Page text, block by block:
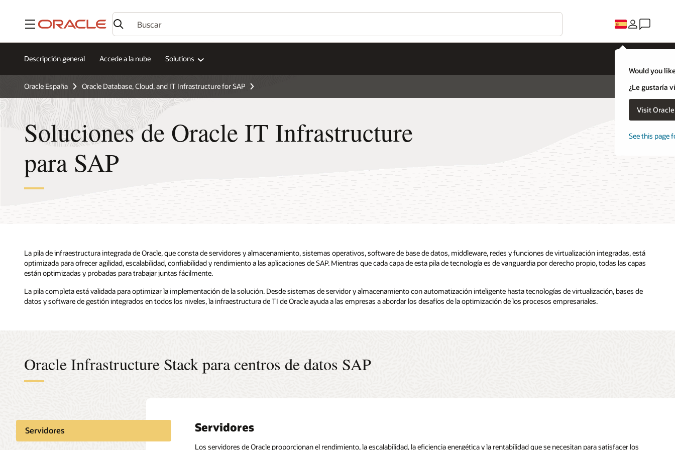
Menú
Would you
¿Le gustaría
Visit
See this page
Descripción general Accede a la nube Solutions
Oracle España Oracle Database, Cloud, and IT Infrastructure for SAP
Soluciones de Oracle IT Infrastructure
para SAP
La pila de infraestructura integrada de Oracle, que consta de servidores y almacenamiento, sistemas operativos, software de base de datos, middleware, redes y funciones de virtualización integradas, está
optimizada para ofrecer agilidad, escalabilidad, confiabilidad y rendimiento a las aplicaciones de SAP. Mientras que cada capa de esta pila de tecnología es de vanguardia por derecho propio, todas las capas
están optimizadas y probadas para trabajar juntas fácilmente.
La pila completa está validada para optimizar la implementación de la solución. Desde sistemas de servidor y almacenamiento con automatización inteligente hasta tecnologías de virtualización, bases de
datos y software de gestión integrados en todos los niveles, la infraestructura de TI de Oracle ayuda a las empresas a abordar los desafíos de la optimización de los procesos empresariales.
Oracle Infrastructure Stack para centros de datos SAP
Servidores Servidores
Los servidores de Oracle proporcionan el rendimiento, la escalabilidad, la eficiencia energética y la rentabilidad que se necesitan para satisfacer los
Almacenamiento
El almacenamiento optimizado de Oracle permite a las empresas simplificar los entornos de TI para que puedan operar de manera más eficiente,
Sistemas operativos
SAP admite Oracle Solaris, la plataforma más avanzada disponible para la empresa de hoy, así como Oracle Linux y entornos Linux en servidores
Alta disponibilidad
Oracle Solaris Cluster amplía las capacidades de alta disponibilidad y recuperación ante desastres de Oracle Solaris y ofrece la mejor disponibilidad de
Virtualización
Rendimiento excepcional y gestión simplificada
de propiedades
El extenso portafolio de soluciones de gestión de infraestructura de Oracle ayuda a agilizar los procesos de gestión de TI.